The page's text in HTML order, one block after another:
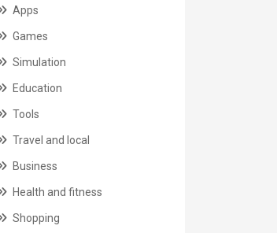
Apps
Games
Simulation
Education
Tools
Travel and local
Business
Health and fitness
Shopping